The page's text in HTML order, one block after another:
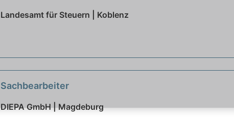
Landesamt für Steuern | Koblenz
Sachbearbeiter
DIEPA GmbH | Magdeburg